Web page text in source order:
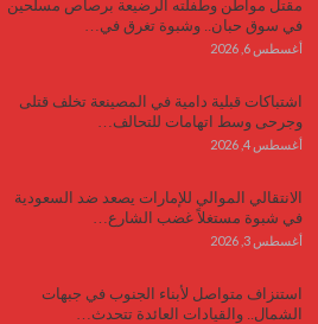
مقتل مواطن وطفلته الرضيعة برصاص مسلحين
في سوق حبان.. وشبوة تغرق في…
أغسطس 6, 2026
اشتباكات قبلية دامية في المصينعة تخلف قتلى
وجرحى وسط اتهامات للتحالف…
أغسطس 4, 2026
الانتقالي الموالي للإمارات يصعد ضد السعودية
في شبوة مستغلاً غضب الشارع…
أغسطس 3, 2026
استنزاف متواصل لأبناء الجنوب في جبهات
الشمال.. والقيادات العائدة تتحدث…